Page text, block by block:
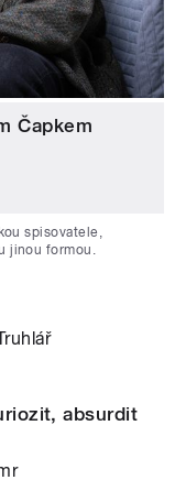
Čapkem
spisovatele,
jinou formou.
absurdit